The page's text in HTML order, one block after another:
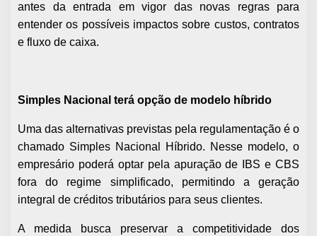
antes da entrada em vigor das novas regras para
entender os possíveis impactos sobre custos, contratos
e fluxo de caixa.
Simples Nacional terá opção de modelo híbrido
Uma das alternativas previstas pela regulamentação é o
chamado Simples Nacional Híbrido. Nesse modelo, o
empresário poderá optar pela apuração de IBS e CBS
fora do regime simplificado, permitindo a geração
integral de créditos tributários para seus clientes.
A medida busca preservar a competitividade dos